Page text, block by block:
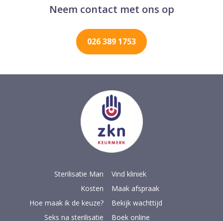
Neem contact met ons op
026 389 1753
Sterilisatie Man
Kosten
Hoe maak ik de keuze?
Seks na sterilisatie
Vind kliniek
Maak afspraak
Bekijk wachttijd
Boek online